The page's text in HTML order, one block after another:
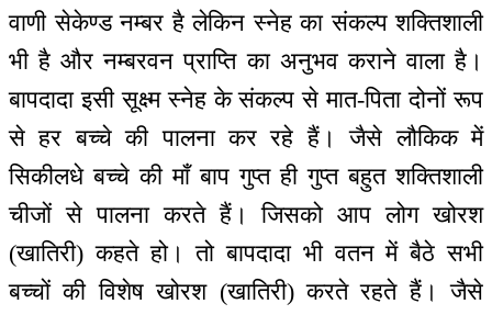
वाणी सेकेण्ड नम्बर है लेकिन स्नेह का संकल्प शक्तिशाली
भी है और नम्बरवन प्राप्ति का अनुभव कराने वाला है।
बापदादा इसी सूक्ष्म स्नेह के संकल्प से मात-पिता दोनों रूप
से हर बच्चे की पालना कर रहे हैं। जैसे लौकिक में
सिकीलधे बच्चे की माँ बाप गुप्त ही गुप्त बहुत शक्तिशाली
चीजों से पालना करते हैं। जिसको आप लोग खोरश
(खातिरी) कहते हो। तो बापदादा भी वतन में बैठे सभी
बच्चों की विशेष खोरश (खातिरी) करते रहते हैं। जैसे